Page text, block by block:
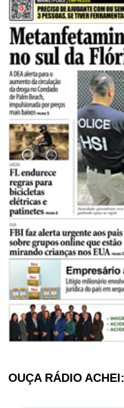
OUÇA RÁDIO ACHEI: